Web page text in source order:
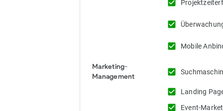
check_box
check_box
check_box Mobile
Marketing-
Management
check_box
check_box Landing
check_box Event-